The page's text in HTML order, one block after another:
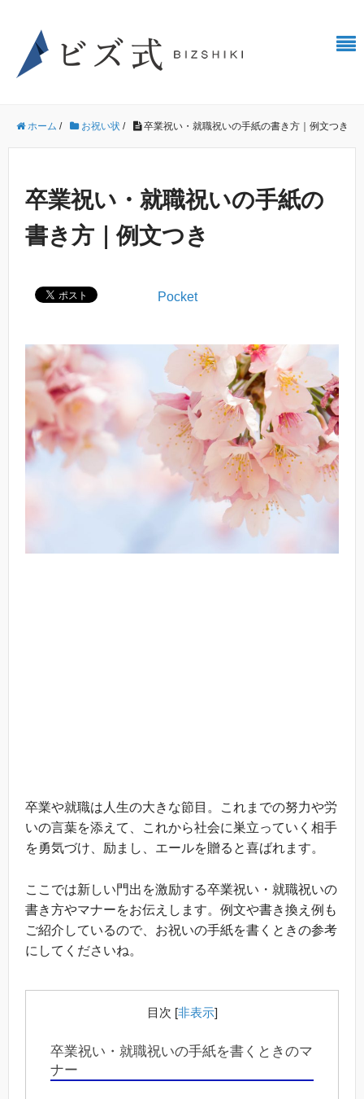
ホーム / お祝い状 / 卒業祝い・就職祝いの手紙の書き方｜例文つき
卒業祝い・就職祝いの手紙の
書き方｜例文つき
Pocket
卒業や就職は人生の大きな節目。これまでの努力や労
いの言葉を添えて、これから社会に巣立っていく相手
を勇気づけ、励まし、エールを贈ると喜ばれます。
ここでは新しい門出を激励する卒業祝い・就職祝いの
書き方やマナーをお伝えします。例文や書き換え例も
ご紹介しているので、お祝いの手紙を書くときの参考
にしてくださいね。
目次 [非表示]
卒業祝い・就職祝いの手紙を書くときのマ
ナー